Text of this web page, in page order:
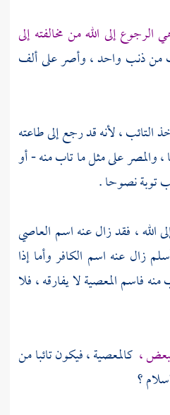
الرجوع إلى الله من مخالفته إلى
من ذنب واحد ، وأصر على ألف
التائب ، لأنه قد رجع إلى طاعته
والمصر على مثل ما تاب منه - أو
توبة نصوحا .
الله ، فقد زال عنه اسم العاصي
زال عنه اسم الكافر وأما إذا
فاسم المعصية لا يفارقه ، فلا
، كالمعصية ، فيكون تائبا من
؟